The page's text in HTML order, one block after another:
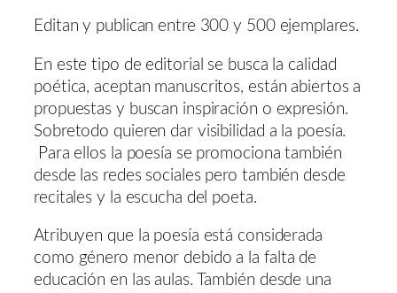
Editan y publican entre 300 y 500 ejemplares.
En este tipo de editorial se busca la calidad
poética, aceptan manuscritos, están abiertos a
propuestas y buscan inspiración o expresión.
Sobretodo quieren dar visibilidad a la poesía.
Para ellos la poesía se promociona también
desde las redes sociales pero también desde
recitales y la escucha del poeta.
Atribuyen que la poesía está considerada
como género menor debido a la falta de
educación en las aulas. También desde una